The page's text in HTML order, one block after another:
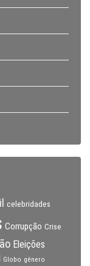
celebridades
Corrupção Crise
Eleições
Globo gênero